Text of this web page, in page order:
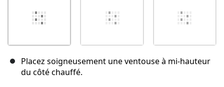
Placez soigneusement une ventouse à mi-hauteur
du côté chauffé.